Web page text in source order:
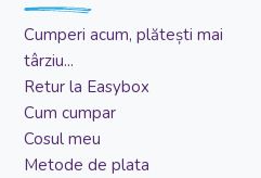
Cumperi acum, plătești mai
târziu...
Retur la Easybox
Cum cumpar
Cosul meu
Metode de plata